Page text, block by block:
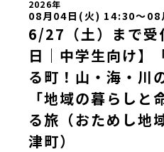
2026年
08月04日(火) 14:30〜
6/27（土）まで受
日｜中学生向け】
る町！山・海・川
「地域の暮らしと
る旅（おためし地
津町）